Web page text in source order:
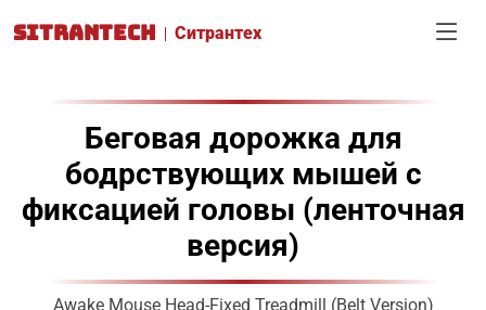
SITRANTECH Ситрантех
Беговая дорожка для
бодрствующих мышей с
фиксацией головы (ленточная
версия)
Awake Mouse Head-Fixed Treadmill (Belt Version)